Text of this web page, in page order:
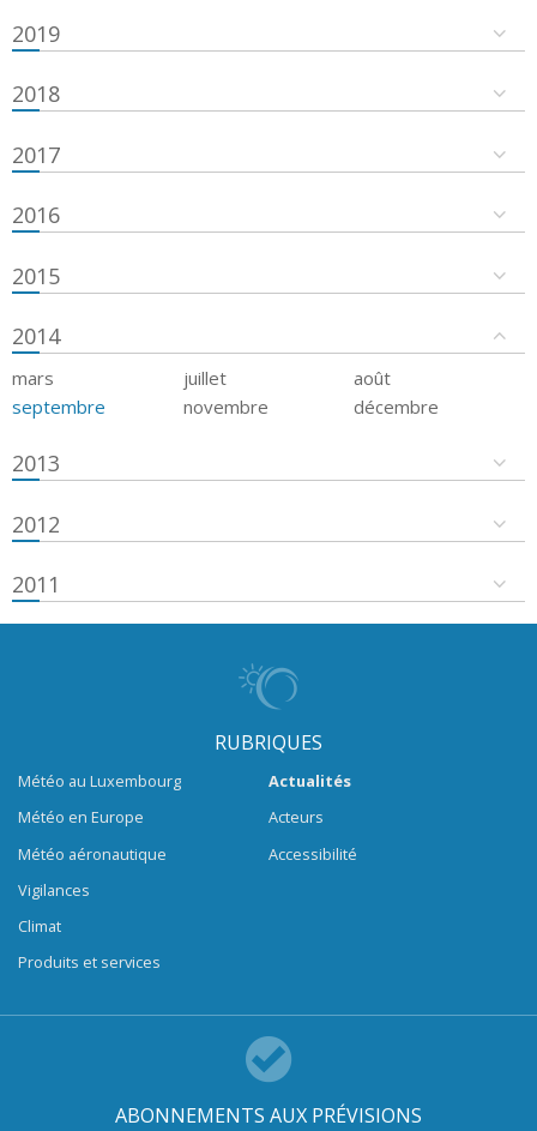
2019
2018
2017
2016
2015
2014
mars juillet
août
septembre
novembre décembre
2013
2012
2011
RUBRIQUES
Météo au Luxembourg
Météo en Europe
Météo aéronautique
Vigilances
Climat
Produits et services
Actualités
Acteurs
Accessibilité
ABONNEMENTS AUX PRÉVISIONS